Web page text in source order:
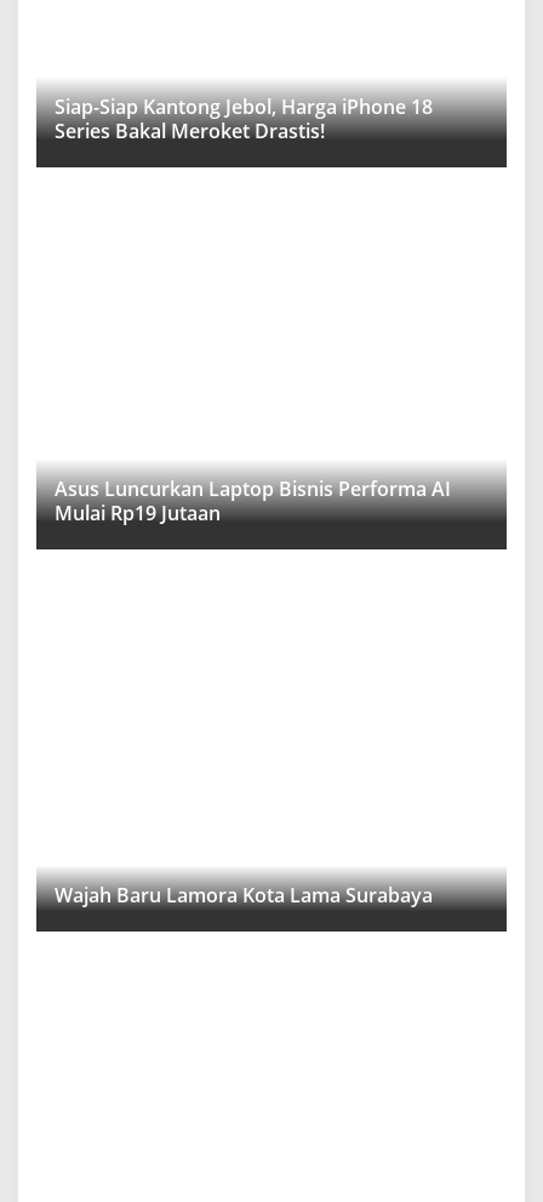
Siap-Siap Kantong Jebol, Harga iPhone 18
Series Bakal Meroket Drastis!
Asus Luncurkan Laptop Bisnis Performa AI
Mulai Rp19 Jutaan
Wajah Baru Lamora Kota Lama Surabaya